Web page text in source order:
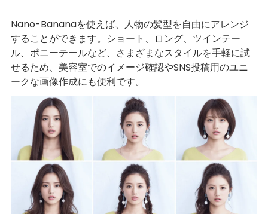
Nano-Bananaを使えば、人物の髪型を自由にアレンジ
することができます。ショート、ロング、ツインテー
ル、ポニーテールなど、さまざまなスタイルを手軽に試
せるため、美容室でのイメージ確認やSNS投稿用のユニ
ークな画像作成にも便利です。